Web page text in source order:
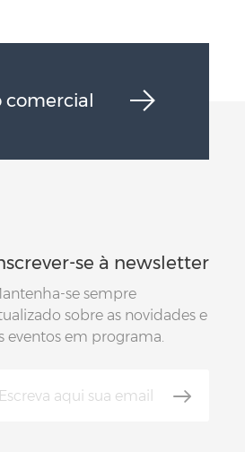
comercial
se à newsletter
se sempre
sobre as novidades e
eventos em programa.